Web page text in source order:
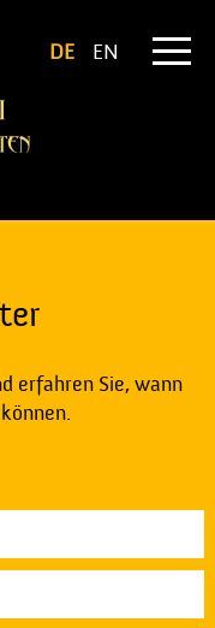
DE EN
erfahren Sie, wann